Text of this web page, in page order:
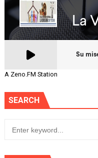
A Zeno.FM Station
SEARCH